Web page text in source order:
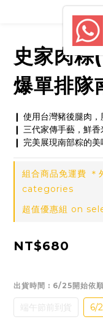
史家肉粽
爆單排隊
❙ 使用台灣豬後腿肉
❙ 三代家傳手藝，鮮
❙ 完美展現南部粽的
組合商品免運費
categories
超值優惠組 on
NT$680
出貨時間 : 6/25開始依
端午節前到貨 6/